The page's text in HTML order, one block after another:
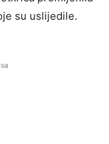
su uslijedile.